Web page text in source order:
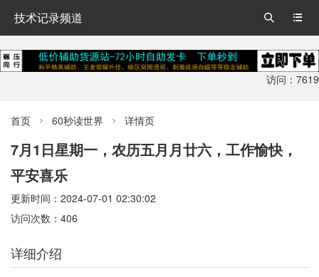
技术记录频道 

访问：7619
首页  60秒读世界  详情页
7月1日星期一，农历五月月廿六，工作愉快，
平安喜乐
更新时间：2024-07-01 02:30:02
访问次数：406
详细介绍